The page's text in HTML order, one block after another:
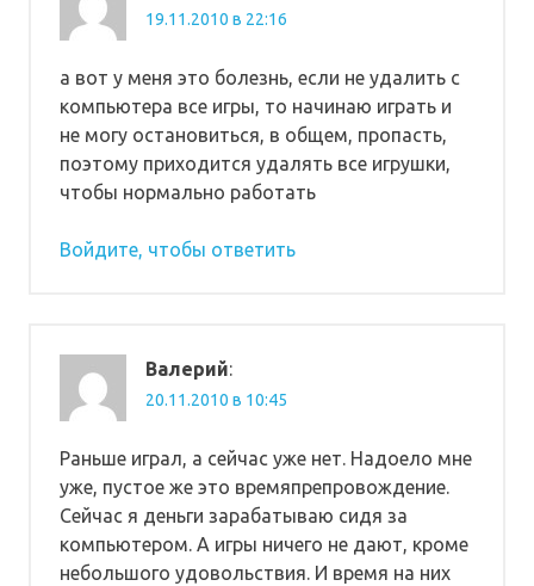
19.11.2010 в 22:16
а вот у меня это болезнь, если не удалить с
компьютера все игры, то начинаю играть и
не могу остановиться, в общем, пропасть,
поэтому приходится удалять все игрушки,
чтобы нормально работать
Войдите, чтобы ответить
Валерий:
20.11.2010 в 10:45
Раньше играл, а сейчас уже нет. Надоело мне
уже, пустое же это времяпрепровождение.
Сейчас я деньги зарабатываю сидя за
компьютером. А игры ничего не дают, кроме
небольшого удовольствия. И время на них